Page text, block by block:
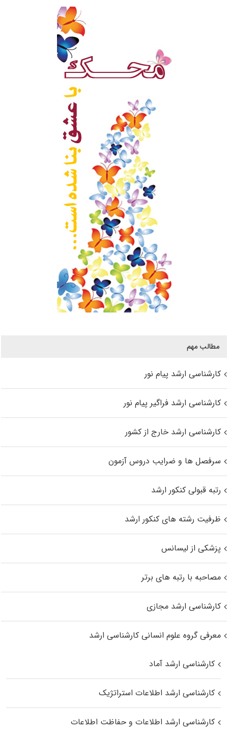
مطالب مهم
کارشناسی ارشد پیام نور
کارشناسی ارشد فراگیر پیام نور
کارشناسی ارشد خارج از کشور
سرفصل ها و ضرایب دروس آزمون
رتبه قبولی کنکور ارشد
ظرفیت رشته های کنکور ارشد
پزشکی از لیسانس
مصاحبه با رتبه های برتر
کارشناسی ارشد مجازی
معرفی گروه علوم انسانی کارشناسی ارشد
کارشناسی ارشد آماد
کارشناسی ارشد اطلاعات استراتژیک
کارشناسی ارشد اطلاعات و حفاظت اطلاعات